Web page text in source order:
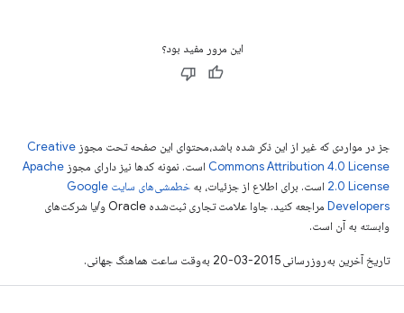
این مرور مفید بود؟
جز در مواردی که غیر از این ذکر شده باشد،‌محتوای این صفحه تحت مجوز Creative
Commons Attribution 4.0 License است. نمونه کدها نیز دارای مجوز Apache
2.0 License است. برای اطلاع از جزئیات، به
خطمشی‌های سایت Google
Developers‏
مراجعه کنید. جاوا علامت تجاری ثبت‌شده Oracle و/یا شرکت‌های
وابسته به آن است.
تاریخ آخرین به‌روزرسانی 2015-03-20 به‌وقت ساعت هماهنگ جهانی.